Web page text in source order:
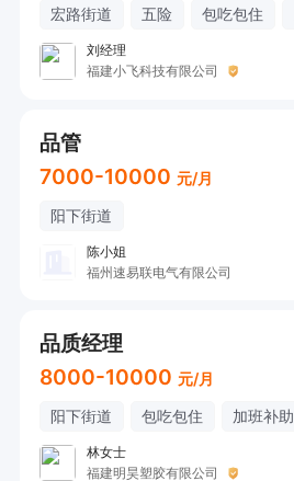
宏路街道 五险 包吃包住
刘经理
福建小飞科技有限公司
品管
7000-10000 元/月
阳下街道
陈小姐
福州速易联电气有限公司
品质经理
8000-10000 元/月
阳下街道 包吃包住 加班补助
林女士
福建明昊塑胶有限公司